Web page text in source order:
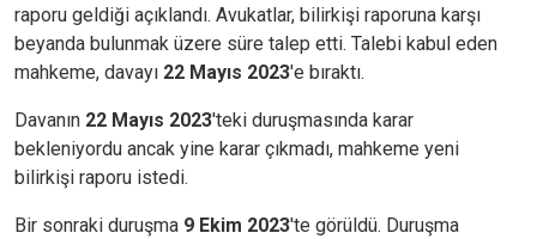
raporu geldiği açıklandı. Avukatlar, bilirkişi raporuna karşı
beyanda bulunmak üzere süre talep etti. Talebi kabul eden
mahkeme, davayı 22 Mayıs 2023'e bıraktı.
Davanın 22 Mayıs 2023'teki duruşmasında karar
bekleniyordu ancak yine karar çıkmadı, mahkeme yeni
bilirkişi raporu istedi.
Bir sonraki duruşma 9 Ekim 2023'te görüldü. Duruşma